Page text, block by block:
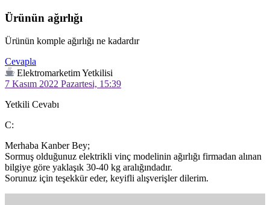
Ürünün ağırlığı
Ürünün komple ağırlığı ne kadardır
Cevapla
Elektromarketim Yetkilisi
7 Kasım 2022 Pazartesi, 15:39
Yetkili Cevabı
C:
Merhaba Kanber Bey;
Sormuş olduğunuz elektrikli vinç modelinin ağırlığı firmadan alınan
bilgiye göre yaklaşık 30-40 kg aralığındadır.
Sorunuz için teşekkür eder, keyifli alışverişler dilerim.